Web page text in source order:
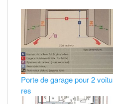
Porte de garage pour 2 voitu
res